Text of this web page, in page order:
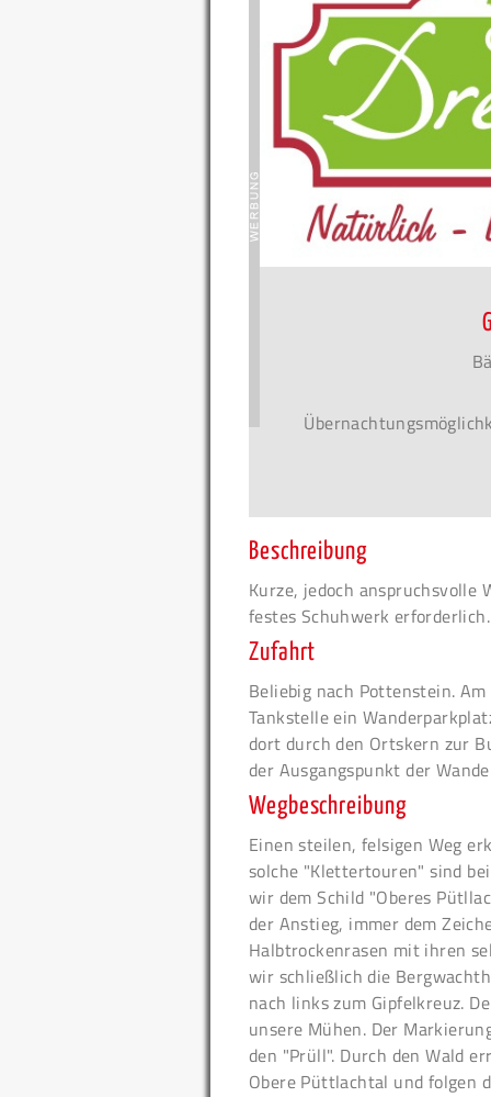
Beschreibung
Kurze, jedoch
festes Schuhwerk erforderlich.
Zufahrt
Beliebig nach Pottenstein.
Tankstelle ein
dort durch den Ortskern zur
der Ausgangspunkt der
Wegbeschreibung
Einen steilen, felsigen Weg
solche "Klettertouren" sind
wir dem Schild "Oberes
der Anstieg, immer dem
Halbtrockenrasen mit ihren
wir schließlich die
nach links zum Gipfelkreuz.
unsere Mühen. Der
den "Prüll". Durch den Wald
Obere Püttlachtal und folgen